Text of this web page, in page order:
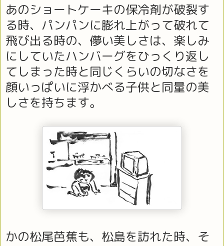
あのショートケーキの保冷剤が破裂す
る時、パンパンに膨れ上がって破れて
飛び出る時の、儚い美しさは、楽しみ
にしていたハンバーグをひっくり返し
てしまった時と同じくらいの切なさを
顔いっぱいに浮かべる子供と同量の美
しさを持ちます。
かの松尾芭蕉も、松島を訪れた時、そ